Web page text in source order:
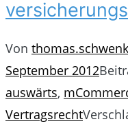
Von
September 2012
auswärts,
Vertragsrecht